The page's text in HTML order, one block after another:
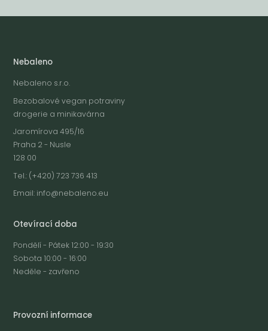
Nebaleno
Nebaleno s.r.o.
Bezobalové vegan potraviny
drogerie a minikavárna
Jaromírova 495/16
Praha 2 - Nusle
128 00
Tel.: (+420) 723 736 413
Email: info@nebaleno.eu
Otevírací doba
Pondělí - Pátek 12:00 - 19:30
Sobota 10:00 - 16:00
Neděle - zavřeno
Provozní informace